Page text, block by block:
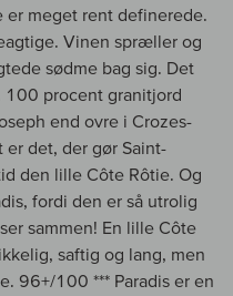
er meget rent definerede.
Vinen spræller og
sødme bag sig. Det
100 procent granitjord
end ovre i Crozes-
er det, der gør Saint-
den lille Côte Rôtie. Og
fordi den er så utrolig
sammen! En lille Côte
saftig og lang, men
96+/100 *** Paradis er en